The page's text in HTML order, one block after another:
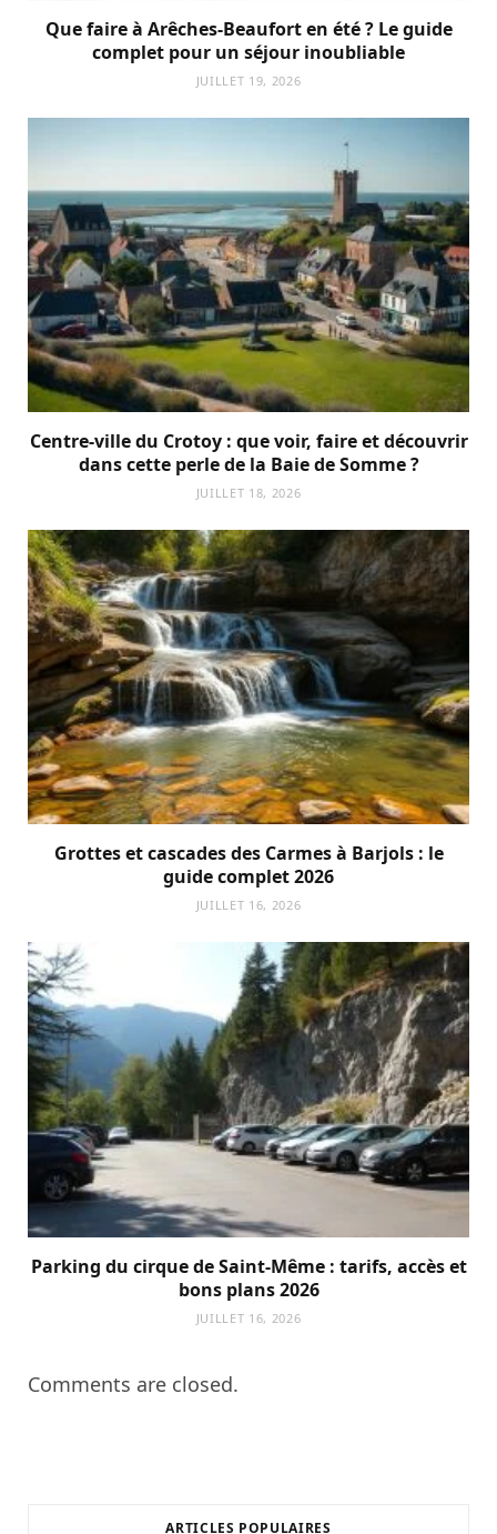
Que faire à Arêches-Beaufort en été ? Le guide
complet pour un séjour inoubliable
JUILLET 19, 2026
Centre-ville du Crotoy : que voir, faire et découvrir
dans cette perle de la Baie de Somme ?
JUILLET 18, 2026
Grottes et cascades des Carmes à Barjols : le
guide complet 2026
JUILLET 16, 2026
Parking du cirque de Saint-Même : tarifs, accès et
bons plans 2026
JUILLET 16, 2026
Comments are closed.
ARTICLES POPULAIRES